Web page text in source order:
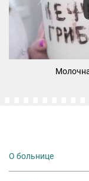
кухня ОКБ№3
О больнице